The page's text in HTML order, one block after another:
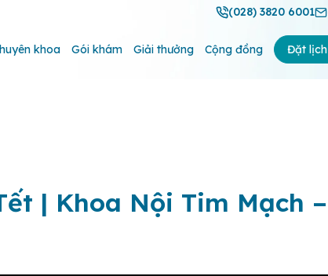
(028) 3820 6001
khoa Gói khám Giải thưởng Cộng đồng Đặt
| Khoa Nội Tim Mạch –